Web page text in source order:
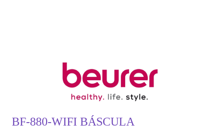
BF-880-WIFI BÁSCULA